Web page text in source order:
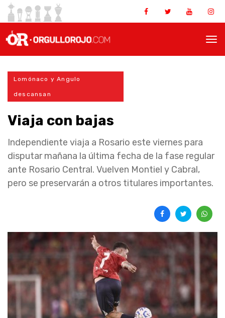
Lomónaco y Angulo
descansan
Viaja con bajas
Independiente viaja a Rosario este viernes para
disputar mañana la última fecha de la fase regular
ante Rosario Central. Vuelven Montiel y Cabral,
pero se preservarán a otros titulares importantes.